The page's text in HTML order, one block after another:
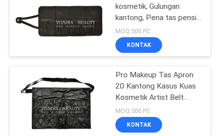
kuas makeup
sintetis
89
kosmetik, Gulungan
kantong, Pena tas pensil,
Kulit imitasi
MOQ:500 PC
KONTAK
Pro Makeup Tas Apron
20 Kantong Kasus Kuas
Kosmetik Artist Belt
Strap Holder Alat
MOQ:500 PC
KONTAK